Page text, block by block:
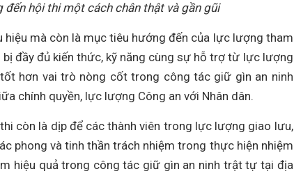
hội thi một cách chân thật và gần gũi
hiệu mà còn là mục tiêu hướng đến của lực lượng tham
đầy đủ kiến thức, kỹ năng cùng sự hỗ trợ từ lực lượng
hơn vai trò nòng cốt trong công tác giữ gìn an ninh
chính quyền, lực lượng Công an với Nhân dân.
còn là dịp để các thành viên trong lực lượng giao lưu,
phong và tinh thần trách nhiệm trong thực hiện nhiệm
hiệu quả trong công tác giữ gìn an ninh trật tự tại địa